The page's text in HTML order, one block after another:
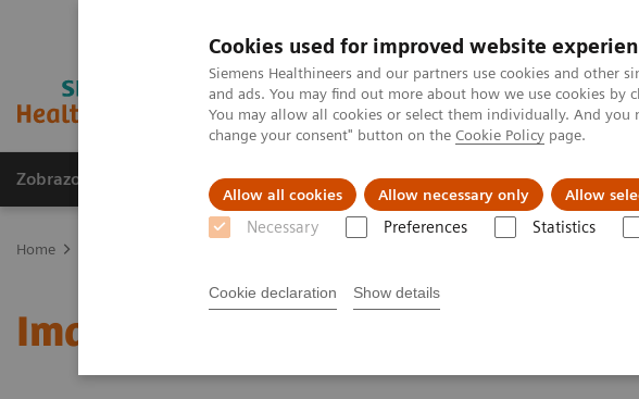
Cookies used for improved website
Siemens Healthineers and our partners use cookies and other
and ads. You may find out more about how we use cookies
You may allow all cookies or select them individually. And you
change your consent" button on the Cookie Policy page.
Allow all cookies Allow necessary only Allow
Necessary Preferences Statistics
Cookie declaration Show details
Zobrazovací technika Laboratorní diagnostika
Home
Image 77